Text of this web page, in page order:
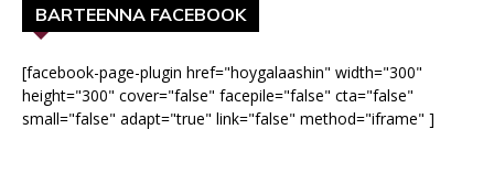
BARTEENNA FACEBOOK
[facebook-page-plugin href="hoygalaashin" width="300"
height="300" cover="false" facepile="false" cta="false"
small="false" adapt="true" link="false" method="iframe" ]